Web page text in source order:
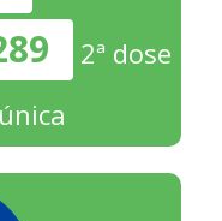
2ª dose